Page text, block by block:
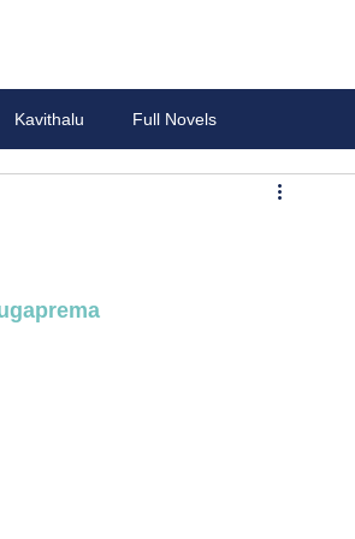
Kavithalu Full Novels